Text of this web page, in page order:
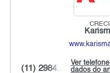
Ver
dados do
(11) 2984...